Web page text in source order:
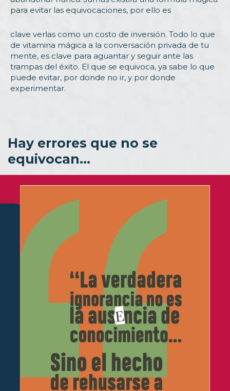
para evitar las equivocaciones, por ello es
clave verlas como un costo de inversión. Todo lo que
de vitamina mágica a la conversación privada de tu
mente, es clave para aguantar y seguir ante las
trampas del éxito. El que se equivoca, ya sabe lo que
puede evitar, por donde no ir, y por donde
experimentar.
Hay errores que no se
equivocan…